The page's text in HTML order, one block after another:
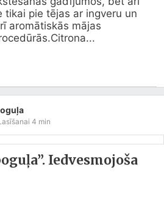
tikai pie tējas ar ingveru un
aromātiskās mājas
4 min
Iedvesmojoša